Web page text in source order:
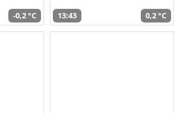
-0,2 °C 13:43 0,2 °C